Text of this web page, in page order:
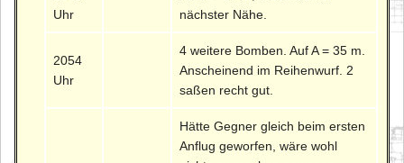
Uhr
nächster Nähe.
2054
Uhr
4 weitere Bomben. Auf A = 35 m.
Anscheinend im Reihenwurf. 2
saßen recht gut.
Hätte Gegner gleich beim ersten
Anflug geworfen, wäre wohl